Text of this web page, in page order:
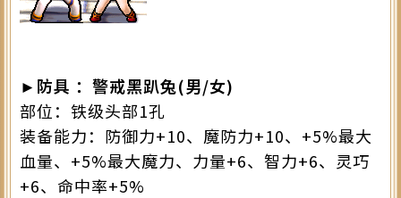
►防具 ：警戒黑趴兔(男/女)
部位：铁级头部1孔
装备能力：防御力+10、魔防力+10、+5%最大
血量、+5%最大魔力、力量+6、智力+6、灵巧
+6、命中率+5%